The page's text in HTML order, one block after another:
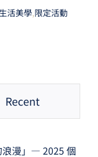
生活美學,限定活動
Recent
浪漫」— 2025 個